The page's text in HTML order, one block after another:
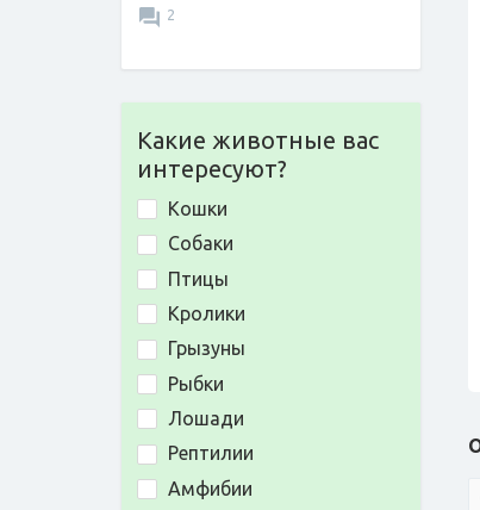
2
Какие животные вас
интересуют?
Кошки
Собаки
Птицы
Кролики
Грызуны
Рыбки
Лошади
Рептилии
Амфибии